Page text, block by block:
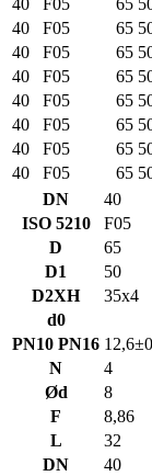
40
F05 65
40
F05 65
40
F05 65
40
F05 65
40
F05 65
40
F05 65
40
F05 65
40
F05 65
DN
40
ISO 5210
F05
D
65
D1
50
D2XH
35х4
d0
PN10 PN16
N
4
Ød
8
F
8,86
L
32
DN
40